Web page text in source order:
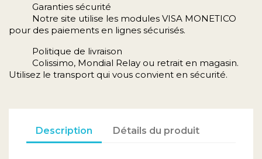
Garanties sécurité
Notre site utilise les modules VISA MONETICO
pour des paiements en lignes sécurisés.
Politique de livraison
Colissimo, Mondial Relay ou retrait en magasin.
Utilisez le transport qui vous convient en sécurité.
Description Détails du produit